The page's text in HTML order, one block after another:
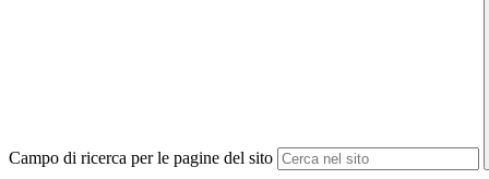
Campo di ricerca per le pagine del sito